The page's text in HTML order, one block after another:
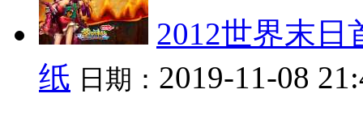
2012世界末日
纸 日期： 2019-11-08